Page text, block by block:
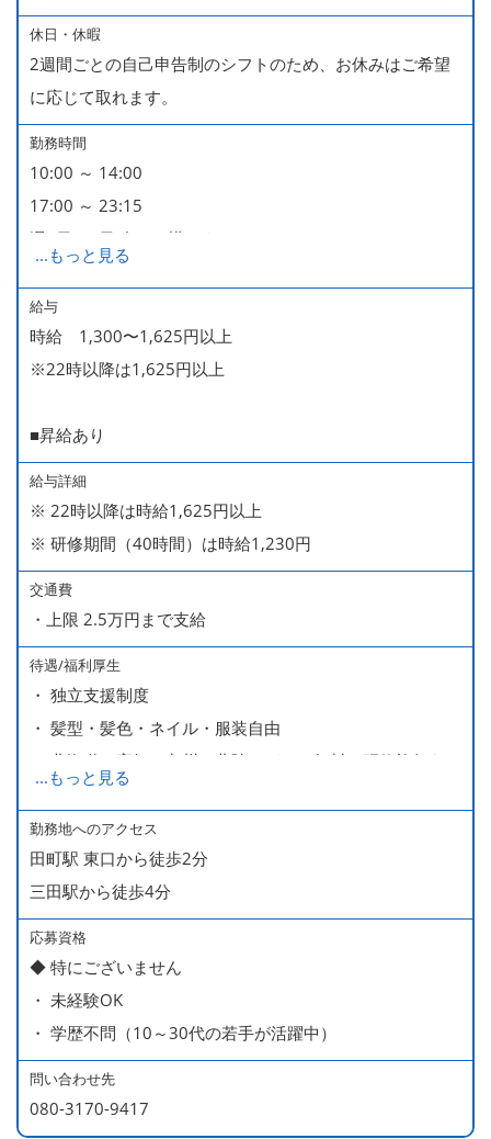
休日・休暇
2週間ごとの自己申告制のシフトのため、お休みはご希望
に応じて取れます。
勤務時間
10:00 ～ 14:00
17:00 ～ 23:15
週2日・1日4h～で構いません。
■時短勤務制度あり
...もっと見る
給与
時給 1,300〜1,625円以上
※22時以降は1,625円以上
■昇給あり
給与詳細
※ 22時以降は時給1,625円以上
※ 研修期間（40時間）は時給1,230円
交通費
・上限 2.5万円まで支給
待遇/福利厚生
・ 独立支援制度
・ 髪型・髪色・ネイル・服装自由
・ 北海道や高知、九州、北陸などへの無料の研修旅行あり
ます
・ 無料の美味しい まかない食 あり
...もっと見る
勤務地へのアクセス
田町駅 東口から徒歩2分
三田駅から徒歩4分
応募資格
◆ 特にございません
・ 未経験OK
・ 学歴不問（10～30代の若手が活躍中）
問い合わせ先
080-3170-9417